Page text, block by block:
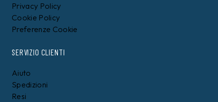
Privacy Policy
Cookie Policy
Preferenze Cookie
SERVIZIO CLIENTI
Aiuto
Spedizioni
Resi